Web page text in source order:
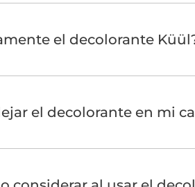
el decolorante
el decolorante en mi